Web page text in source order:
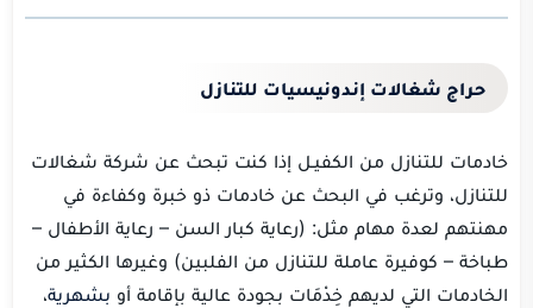
حراج شغالات إندونيسيات للتنازل
خادمات للتنازل من الكفيـل إذا كنت تبحث عن شركة شغالات
للتنازل، وترغب في البحث عن خادمات ذو خبرة وكفاءة في
مهنتهم لعدة مهام مثل: (رعاية كبار السن – رعاية الأطفال –
طباخة – كوفيرة عاملة للتنازل من الفلبين) وغيرها الكثير من
الخادمات التي لديهم خِدْمَات بجودة عالية بإقامة أو بشهرية،